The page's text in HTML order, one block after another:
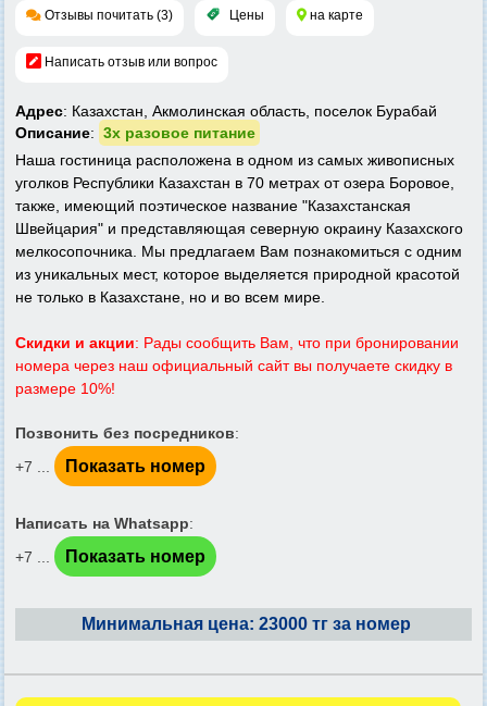
Отзывы почитать (3) Цены на карте
Написать отзыв или вопрос
Адрес: Казахстан, Акмолинская область, поселок Бурабай
Описание: 3х разовое питание
Наша гостиница расположена в одном из самых живописных
уголков Республики Казахстан в 70 метрах от озера Боровое,
также, имеющий поэтическое название "Казахстанская
Швейцария" и представляющая северную окраину Казахского
мелкосопочника. Мы предлагаем Вам познакомиться с одним
из уникальных мест, которое выделяется природной красотой
не только в Казахстане, но и во всем мире.
Скидки и акции: Рады сообщить Вам, что при бронировании
номера через наш официальный сайт вы получаете скидку в
размере 10%!
Позвонить без посредников:
+7 ...
Показать номер
Написать на Whatsapp:
+7 ...
Показать номер
Минимальная цена: 23000 тг за номер